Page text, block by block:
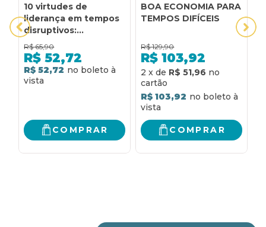
10 virtudes de
liderança em tempos
disruptivos:
Treinando a equipe
em tempos de imensa
mudança e desafio
R$ 65,90
R$ 52,72
R$ 52,72
COMPRAR
BOA ECONOMIA PARA
TEMPOS DIFÍCEIS
R$ 129,90
R$ 103,92
2 x de R$ 51,96
R$ 103,92
COMPRAR